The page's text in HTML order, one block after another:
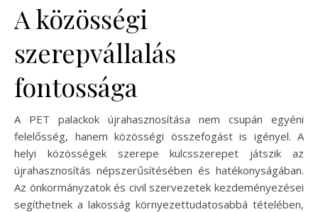
A közösségi
szerepvállalás
fontossága
A PET palackok újrahasznosítása nem csupán egyéni
felelősség, hanem közösségi összefogást is igényel. A
helyi közösségek szerepe kulcsszerepet játszik az
újrahasznosítás népszerűsítésében és hatékonyságában.
Az önkormányzatok és civil szervezetek kezdeményezései
segíthetnek a lakosság környezettudatosabbá tételében,